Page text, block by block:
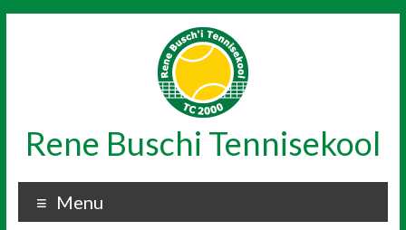
Rene Buschi Tennisekool
Menu